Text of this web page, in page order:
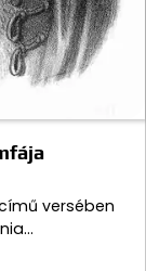
versében